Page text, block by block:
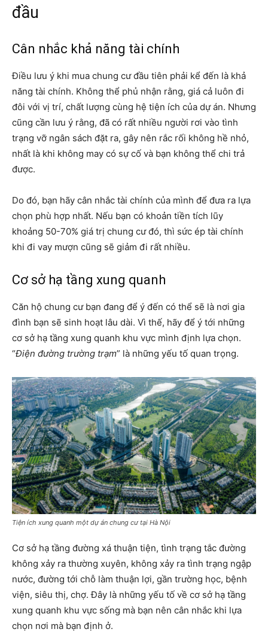
đầu
Cân nhắc khả năng tài chính
Điều lưu ý khi mua chung cư đầu tiên phải kể đến là khả
năng tài chính. Không thể phủ nhận rằng, giá cả luôn đi
đôi với vị trí, chất lượng cùng hệ tiện ích của dự án. Nhưng
cũng cần lưu ý rằng, đã có rất nhiều người rơi vào tình
trạng vỡ ngân sách đặt ra, gây nên rắc rối không hề nhỏ,
nhất là khi không may có sự cố và bạn không thể chi trả
được.
Do đó, bạn hãy cân nhắc tài chính của mình để đưa ra lựa
chọn phù hợp nhất. Nếu bạn có khoản tiền tích lũy
khoảng 50-70% giá trị chung cư đó, thì sức ép tài chính
khi đi vay mượn cũng sẽ giảm đi rất nhiều.
Cơ sở hạ tầng xung quanh
Căn hộ chung cư bạn đang để ý đến có thể sẽ là nơi gia
đình bạn sẽ sinh hoạt lâu dài. Vì thế, hãy để ý tới những
cơ sở hạ tầng xung quanh khu vực mình định lựa chọn.
“Điện đường trường trạm” là những yếu tố quan trọng.
Tiện ích xung quanh một dự án chung cư tại Hà Nội
Cơ sở hạ tầng đường xá thuận tiện, tình trạng tắc đường
không xảy ra thường xuyên, không xảy ra tình trạng ngập
nước, đường tới chỗ làm thuận lợi, gần trường học, bệnh
viện, siêu thị, chợ. Đây là những yếu tố về cơ sở hạ tầng
xung quanh khu vực sống mà bạn nên cân nhắc khi lựa
chọn nơi mà bạn định ở.